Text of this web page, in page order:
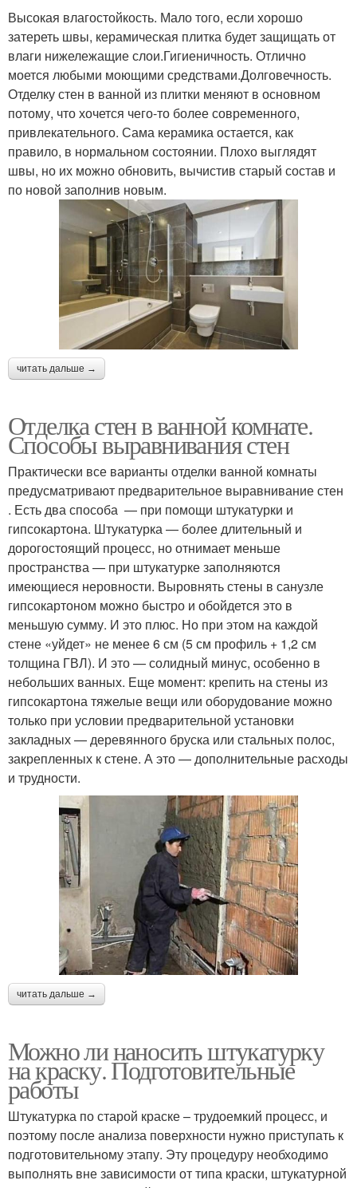
Высокая влагостойкость. Мало того, если хорошо
затереть швы, керамическая плитка будет защищать от
влаги нижележащие слои.Гигиеничность. Отлично
моется любыми моющими средствами.Долговечность.
Отделку стен в ванной из плитки меняют в основном
потому, что хочется чего-то более современного,
привлекательного. Сама керамика остается, как
правило, в нормальном состоянии. Плохо выглядят
швы, но их можно обновить, вычистив старый состав и
по новой заполнив новым.
читать дальше →
Отделка стен в ванной комнате.
Способы выравнивания стен
Практически все варианты отделки ванной комнаты
предусматривают предварительное выравнивание стен
. Есть два способа — при помощи штукатурки и
гипсокартона. Штукатурка — более длительный и
дорогостоящий процесс, но отнимает меньше
пространства — при штукатурке заполняются
имеющиеся неровности. Выровнять стены в санузле
гипсокартоном можно быстро и обойдется это в
меньшую сумму. И это плюс. Но при этом на каждой
стене «уйдет» не менее 6 см (5 см профиль + 1,2 см
толщина ГВЛ). И это — солидный минус, особенно в
небольших ванных. Еще момент: крепить на стены из
гипсокартона тяжелые вещи или оборудование можно
только при условии предварительной установки
закладных — деревянного бруска или стальных полос,
закрепленных к стене. А это — дополнительные расходы
и трудности.
читать дальше →
Можно ли наносить штукатурку
на краску. Подготовительные
работы
Штукатурка по старой краске – трудоемкий процесс, и
поэтому после анализа поверхности нужно приступать к
подготовительному этапу. Эту процедуру необходимо
выполнять вне зависимости от типа краски, штукатурной